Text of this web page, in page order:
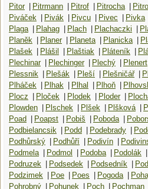
Pitor | Pitrmann | Pitrof | Pitrocha |
Piváček | Pivák | Pivcu | Pivec | Pivka
Plaga | Plahag | Plach | Plachaczki |
Planěk | Planer | Planeta | Planicka |
Plašek | Plášil | Plaštiak | Pláteník |
Plechinar | Plechinger | Plechý | Plenert
Plessnik | Plešák | Pleší | Plešničář |
Plháček | Plhak | Plhal | Plhoň |
Plocz | Ploček | Plodek | Ploder |
Plowden | Plschek | Plšek | Plšková |
Poad | Poapst | Pobiš | Poboda |
Podbielancsik | Podd | Podebrady |
Podhůrský | Podhůří | Podivín |
Podmela | Podmol | Podoba | Podolák |
Podruzek | Podsedek | Podsedník |
Podzimek | Poe | Poes | Pogoda |
Pohrobný | Pohunek | Poch | Pochman